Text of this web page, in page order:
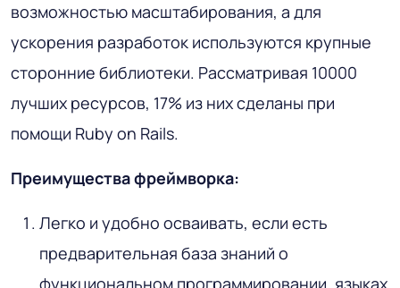
возможностью масштабирования, а для
ускорения разработок используются крупные
сторонние библиотеки. Рассматривая 10000
лучших ресурсов, 17% из них сделаны при
помощи Ruby on Rails.
Преимущества фреймворка:
Легко и удобно осваивать, если есть
предварительная база знаний о
функциональном программировании, языках